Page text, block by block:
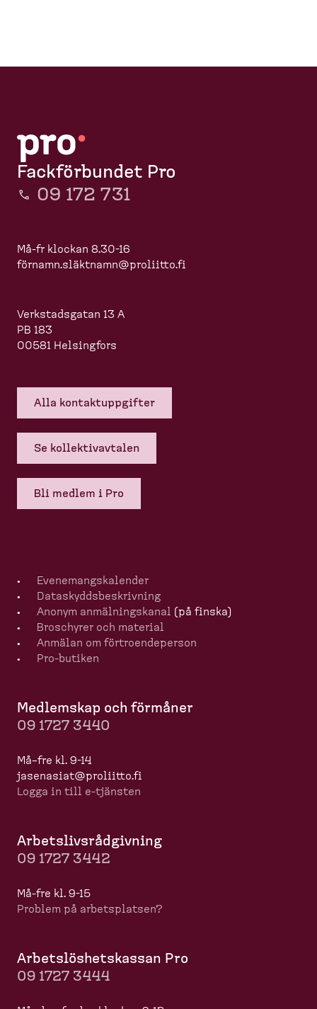
Fackförbundet Pro
09 172 731
Må-fr klockan 8.30-16
förnamn.släktnamn@proliitto.fi
Verkstadsgatan 13 A
PB 183
00581 Helsingfors
Alla kontakt­upp­gifter
Se kollek­tivavtalen
Bli medlem i Pro
Evenemangska­lender
Dataskydds­be­skrivning
Anonym anmälningskanal (på finska)
Broschyrer och material
Anmälan om förtro­en­de­person
Pro-​butiken
Medlemskap och förmåner
09 1727 3440
Må–fre kl. 9-14
jasenasiat@proliitto.fi
Logga in till e-​tjänsten
Arbets­livs­råd­givning
09 1727 3442
Må-​fre kl. 9-15
Problem på arbets­platsen?
Arbets­lös­hets­kassan Pro
09 1727 3444